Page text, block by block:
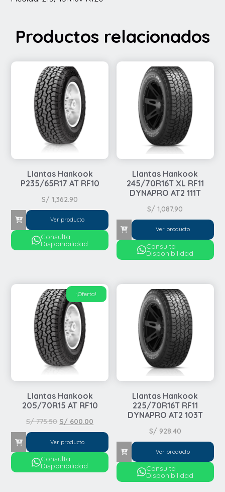
Productos relacionados
Llantas Hankook
P235/65R17 AT RF10
S/ 1,362.90
Ver producto
Consulta
Disponibilidad
Llantas Hankook
245/70R16T XL RF11
DYNAPRO AT2 111T
S/ 1,087.90
Ver producto
Consulta
Disponibilidad
¡Oferta!
Llantas Hankook
205/70R15 AT RF10
S/775.50 El
precio
original
era:
S/ 775.50.
S/ 600.00
precio
S/ 600.00.
Ver producto
Consulta
Disponibilidad
Llantas Hankook
225/70R16T RF11
DYNAPRO AT2 103T
S/ 928.40
Ver producto
Consulta
Disponibilidad